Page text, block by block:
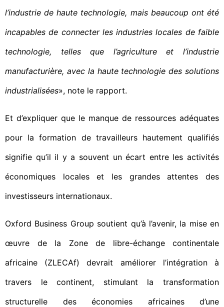
l’industrie de haute technologie, mais beaucoup ont été
incapables de connecter les industries locales de faible
technologie, telles que l’agriculture et l’industrie
manufacturière, avec la haute technologie des solutions
industrialisées», note le rapport.
Et d’expliquer que le manque de ressources adéquates
pour la formation de travailleurs hautement qualifiés
signifie qu’il il y a souvent un écart entre les activités
économiques locales et les grandes attentes des
investisseurs internationaux.
Oxford Business Group soutient qu’à l’avenir, la mise en
œuvre de la Zone de libre-échange continentale
africaine (ZLECAf) devrait améliorer l’intégration à
travers le continent, stimulant la transformation
structurelle des économies africaines d’une